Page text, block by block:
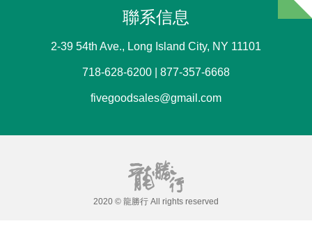
聯系信息
2-39 54th Ave., Long Island City, NY 11101
718-628-6200 | 877-357-6668
fivegoodsales@gmail.com
2020 © 龍勝行 All rights reserved